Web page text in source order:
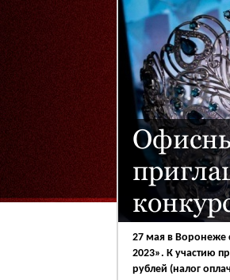
27 мая в Воронеже
2023». К участию
рублей (налог